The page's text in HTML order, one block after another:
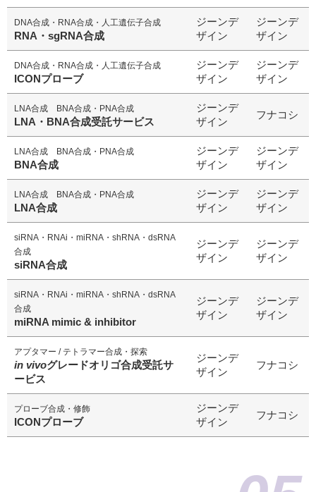
DNA合成・RNA合成・人工遺伝子合成
RNA・sgRNA合成
ジーンデ
ザイン
ジーンデ
ザイン
DNA合成・RNA合成・人工遺伝子合成
ICONプローブ
ジーンデ
ザイン
ジーンデ
ザイン
LNA合成 BNA合成・PNA合成
LNA・BNA合成受託サービス
ジーンデ
ザイン
フナコシ
LNA合成 BNA合成・PNA合成
BNA合成
ジーンデ
ザイン
ジーンデ
ザイン
LNA合成 BNA合成・PNA合成
LNA合成
ジーンデ
ザイン
ジーンデ
ザイン
siRNA・RNAi・miRNA・shRNA・dsRNA
合成
siRNA合成
ジーンデ
ザイン
ジーンデ
ザイン
siRNA・RNAi・miRNA・shRNA・dsRNA
合成
miRNA mimic & inhibitor
ジーンデ
ザイン
ジーンデ
ザイン
アプタマー / テトラマー合成・探索
in vivoグレードオリゴ合成受託サ
ービス
ジーンデ
ザイン
フナコシ
プローブ合成・修飾
ICONプローブ
ジーンデ
ザイン
フナコシ
研究機器オンライン
ラボプランニング
実験フローガイド
ワケンG オンラインショップ
和研薬 ホームページ